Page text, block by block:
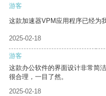
游客
这款加速器VPM应用程序已经为
2025-02-18
游客
这款办公软件的界面设计非常简
很合理，一目了然。
2025-02-18